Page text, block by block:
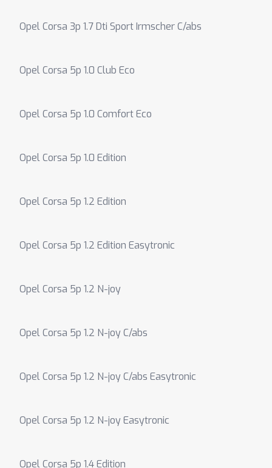
Opel Corsa 3p 1.7 Dti Sport Irmscher C/abs
Opel Corsa 5p 1.0 Club Eco
Opel Corsa 5p 1.0 Comfort Eco
Opel Corsa 5p 1.0 Edition
Opel Corsa 5p 1.2 Edition
Opel Corsa 5p 1.2 Edition Easytronic
Opel Corsa 5p 1.2 N-joy
Opel Corsa 5p 1.2 N-joy C/abs
Opel Corsa 5p 1.2 N-joy C/abs Easytronic
Opel Corsa 5p 1.2 N-joy Easytronic
Opel Corsa 5p 1.4 Edition